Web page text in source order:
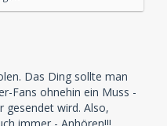
Team der Hörspiel-
für den
Das Ding sollte man
Fans ohnehin ein Muss -
gesendet wird. Also,
immer - Anhören!!!